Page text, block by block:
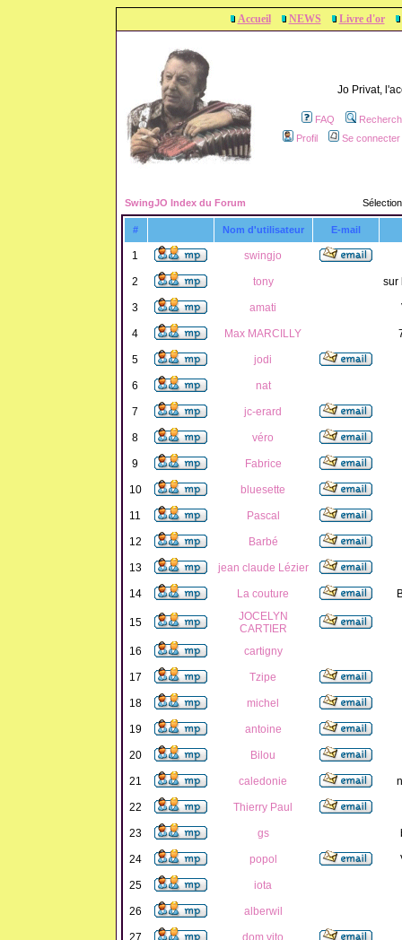
Accueil NEWS Livre d'or
Jo Privat,
FAQ
Profil
Se
SwingJO Index du Forum
# Nom d'utilisateur E-mail
1 swingjo
2 tony sur
3 amati
4 Max MARCILLY
5 jodi
6 nat
7 jc-erard
8 véro
9 Fabrice
10 bluesette
11 Pascal
12 Barbé
13 jean claude Lézier
14 La couture
15
JOCELYN
CARTIER
16
cartigny
17 Tzipe
18 michel
19 antoine
20 Bilou
21 caledonie
22 Thierry Paul
23 gs
24 popol
25 iota
26 alberwil
27 dom vito